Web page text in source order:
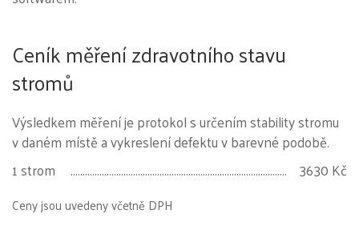
Ceník měření zdravotního stavu
stromů
Výsledkem měření je protokol s určením stability stromu
v daném místě a vykreslení defektu v barevné podobě.
1 strom
3630 Kč
Ceny jsou uvedeny včetně DPH